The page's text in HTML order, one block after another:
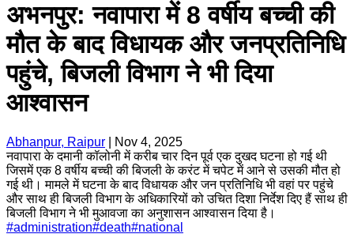
अभनपुर: नवापारा में 8 वर्षीय बच्ची की
मौत के बाद विधायक और जनप्रतिनिधि
पहुंचे, बिजली विभाग ने भी दिया
आश्वासन
Abhanpur, Raipur
Nov 4, 2025
नवापारा के दमानी कॉलोनी में करीब चार दिन पूर्व एक दुखद घटना हो गई थी
जिसमें एक 8 वर्षीय बच्ची की बिजली के करंट में चपेट में आने से उसकी मौत हो
गई थी। मामले में घटना के बाद विधायक और जन प्रतिनिधि भी वहां पर पहुंचे
और साथ ही बिजली विभाग के अधिकारियों को उचित दिशा निर्देश दिए हैं साथ ही
बिजली विभाग ने भी मुआवजा का अनुशासन आश्वासन दिया है।
#administration#death#national